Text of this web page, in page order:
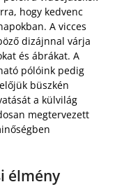
hogy kedvenc
A vicces
dizájnnal várja
és ábrákat. A
pólóink pedig
büszkén
a külvilág
megtervezett
élmény